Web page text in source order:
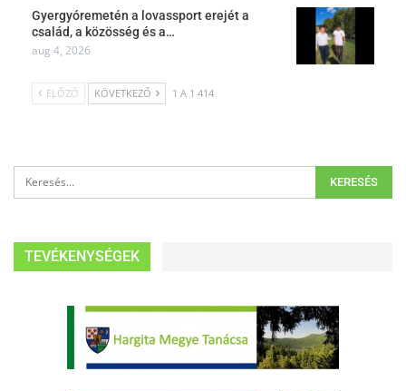
Gyergyóremetén a lovassport erejét a
család, a közösség és a…
aug 4, 2026
ELŐZŐ KÖVETKEZŐ 1 A 1 414
TEVÉKENYSÉGEK